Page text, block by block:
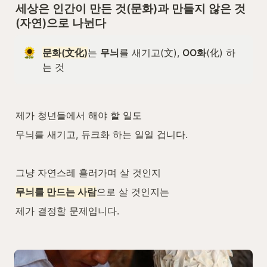
세상은 인간이 만든 것(문화)과 만들지 않은 것
(자연)으로 나뉜다
문화(文化)는 무늬를 새기고(文), OO화(化) 하
는 것
제가 청년들에서 해야 할 일도
무늬를 새기고, 듀크화 하는 일일 겁니다.
그냥 자연스레 흘러가며 살 것인지
무늬를 만드는 사람으로 살 것인지는
제가 결정할 문제입니다.